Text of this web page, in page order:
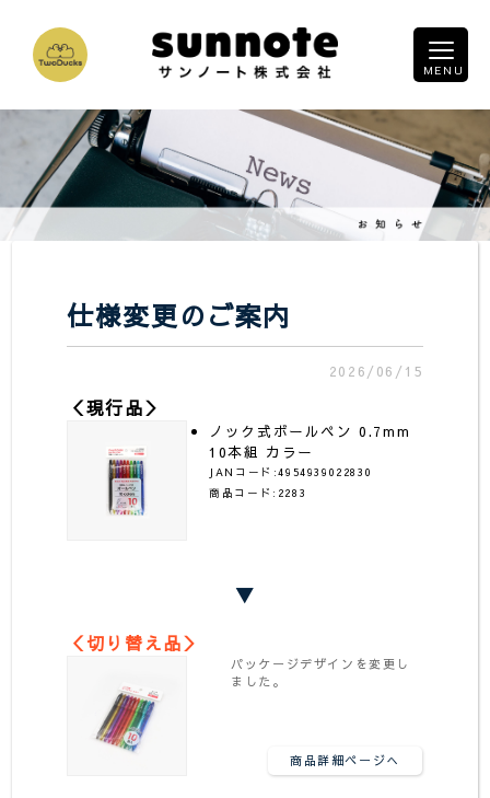
仕様変更のご案内
2026/06/15
＜現行品＞
ノック式ボールペン 0.7mm
10本組 カラー
JANコード:4954939022830
商品コード:2283
▼
＜切り替え品＞
パッケージデザインを変更し
ました。
商品詳細ページへ